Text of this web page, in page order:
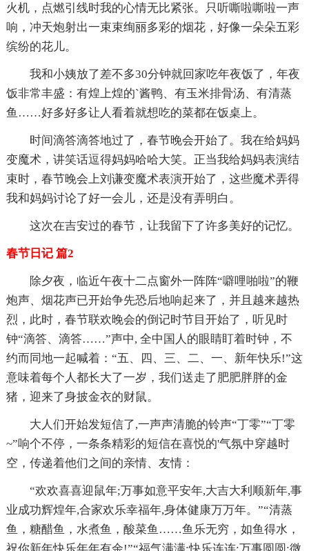
火机，点燃引线时我的心情无比紧张。只听嘶啦嘶啦一声
响，冲天炮射出一束束绚丽多彩的烟花，好像一朵朵五彩
缤纷的花儿。
我和小姨放了差不多30分钟就回家吃年夜饭了，年夜
饭非常丰盛：有煌上煌的`酱鸭、有玉米排骨汤、有清蒸
鱼……好多好多让人看着就想吃的菜都在饭桌上。
时间滴答滴答地过了，春节晚会开始了。我在给妈妈
变魔术，讲笑话逗得妈妈哈哈大笑。正当我给妈妈表演结
束时，春节晚会上刘谦变魔术表演开始了，这些魔术弄得
我和妈妈讨论了好一会儿，还是没有弄明白。
这次在吉安过的春节，让我留下了许多美好的记忆。
春节日记 篇2
除夕夜，临近午夜十二点窗外一阵阵“噼哩啪啦”的鞭
炮声、烟花声已开始争先恐后地响起来了，并且越来越热
烈，此时，春节联欢晚会的倒记时节目开始了，听见时
钟“滴答、滴答……”声中, 全中国人的眼睛盯着时钟，不
约而同地一起喊着：“五、四、三、二、一、新年快乐!”这
意味着每个人都长大了一岁，我们送走了肥肥胖胖的金
猪，迎来了身披金衣的财鼠。
大人们开始发短信了,一声声清脆的铃声“丁零”“丁零
~”响个不停，一条条精彩的短信在喜悦的'气氛中穿越时
空，传递着他们之间的亲情、友情：
“欢欢喜喜迎鼠年;万事如意平安年,大吉大利顺新年,事
业成功辉煌年,合家欢乐幸福年,身体健康万万年。”“清蒸
鱼，糖醋鱼，水煮鱼，酸菜鱼……鱼乐无穷，如鱼得水，
祝你新年快乐年年有余!”“福气满满;快乐连连;万事圆圆;微